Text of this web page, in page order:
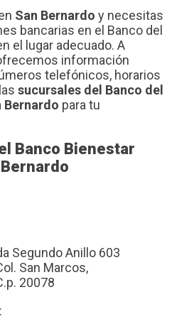
San Bernardo y necesitas
bancarias en el Banco del
el lugar adecuado. A
información
telefónicos, horarios
sucursales del Banco del
Bernardo para tu
Banco Bienestar
Segundo Anillo 603
San Marcos,
20078
: